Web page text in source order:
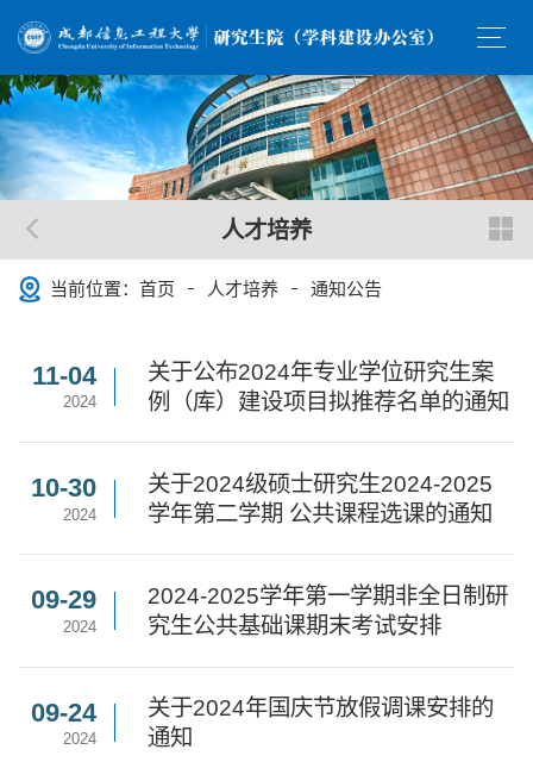
人才培养
当前位置：首页 人才培养 通知公告
11-04
2024
关于公布2024年专业学位研究生案
例（库）建设项目拟推荐名单的通知
10-30
2024
关于2024级硕士研究生2024-2025
学年第二学期 公共课程选课的通知
09-29
2024
2024-2025学年第一学期非全日制研
究生公共基础课期末考试安排
09-24
2024
关于2024年国庆节放假调课安排的
通知